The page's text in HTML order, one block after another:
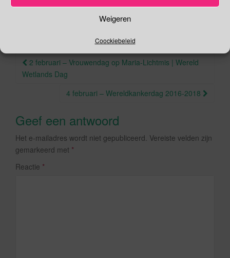
Weigeren
Coockiebeleid
e
o
k
er
Berichtnavigatie
2 februari – Vrouwendag op Maria-Lichtmis | Wereld
Wetlands Dag
4 februari – Wereldkankerdag 2016-2018
Geef een antwoord
Het e-mailadres wordt niet gepubliceerd. Vereiste velden zijn
gemarkeerd met *
Reactie *